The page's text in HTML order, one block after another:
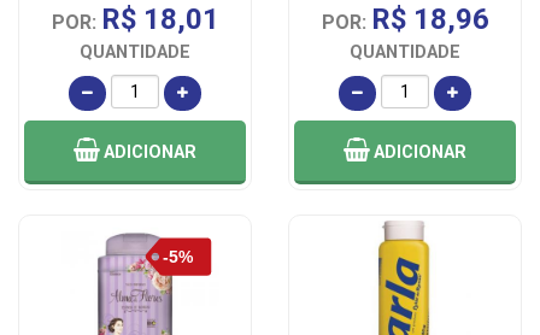
POR: R$ 18,01
QUANTIDADE
ADICIONAR
POR: R$ 18,96
QUANTIDADE
ADICIONAR